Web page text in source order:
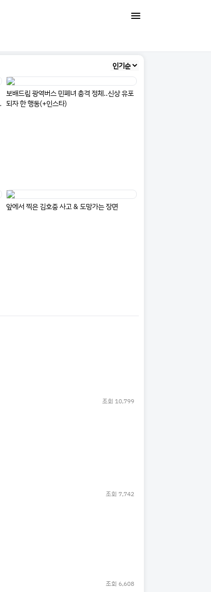
보배드림 광역버스 민폐녀 충격 정체..신상 유포
되자 한 행동(+인스타)
앞에서 찍은 김호중 사고 & 도망가는 장면
조회 10,799
조회 7,742
조회 6,608